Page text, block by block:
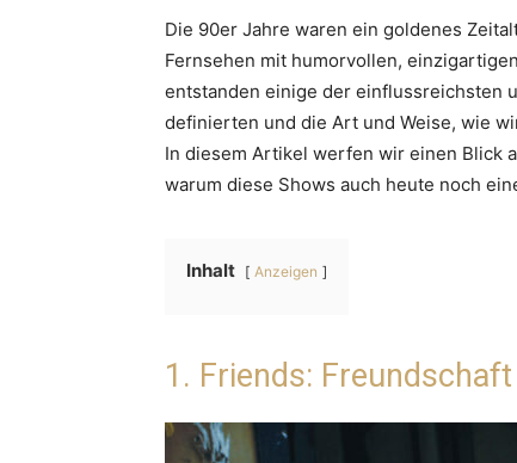
Die 90er Jahre waren ein goldenes
Fernsehen mit humorvollen,
entstanden einige der einflussreichsten
definierten und die Art und Weise, wie
In diesem Artikel werfen wir einen Blick
warum diese Shows auch heute noch
Inhalt Anzeigen
1. Friends: